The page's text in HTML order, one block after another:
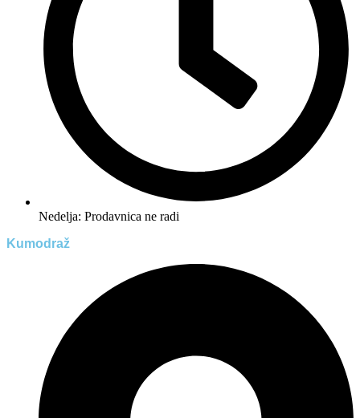
Nedelja: Prodavnica ne radi
Kumodraž